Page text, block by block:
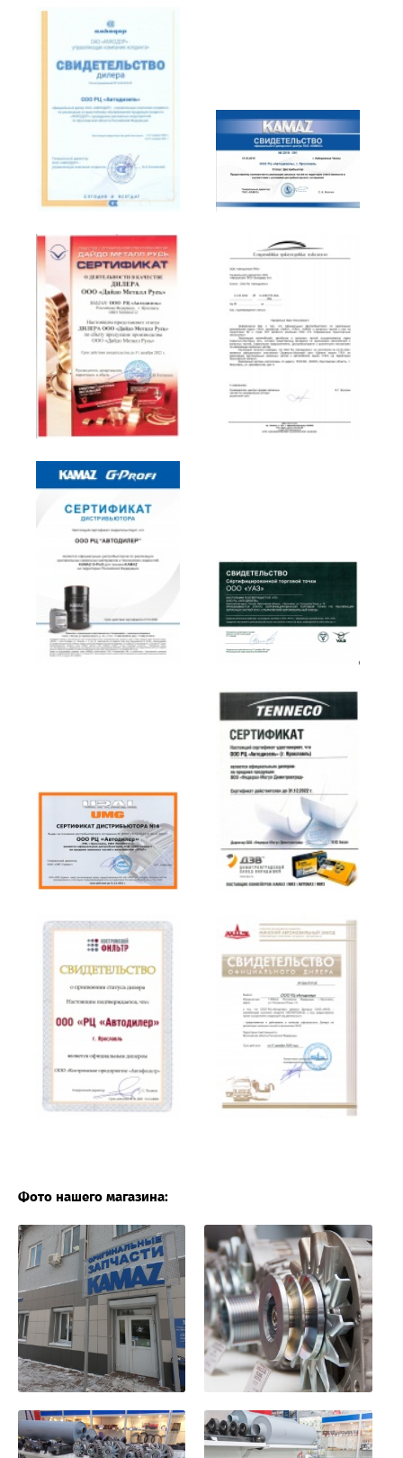
Фото нашего магазина: